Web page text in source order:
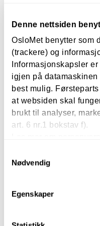
Denne nettsiden
OsloMet benytter som
(trackere) og
Informasjonskapsler
igjen på
best mulig.
at websiden skal
brukt til analyser,
art. 6 nr.1 bokstav f).
Nødvendig
Egenskaper
+47 672 38 534 +47
Karlijn Hillekens
Du er